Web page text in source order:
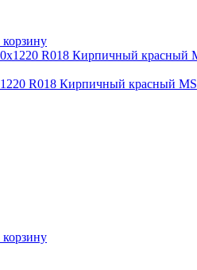
R018 Кирпичный красный MS